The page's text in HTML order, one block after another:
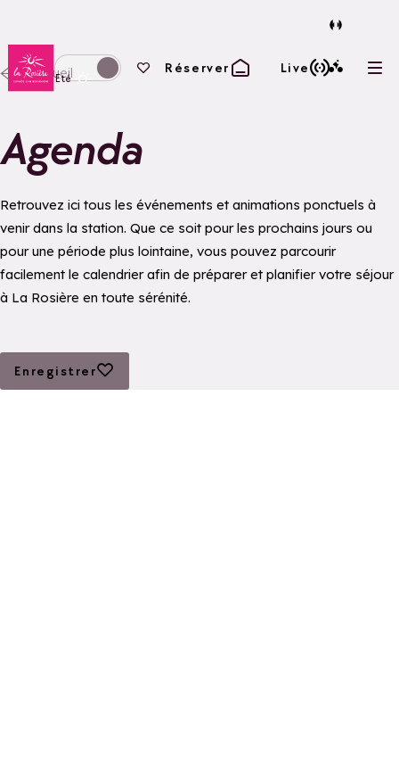
Retour à la page d'accueil
Basculer l'affichage en mode hiver
Eté
Vos favoris
Réserver Live
Accueil
Agenda
Retrouvez ici tous les événements et animations ponctuels à
venir dans la station. Que ce soit pour les prochains jours ou
pour une période plus lointaine, vous pouvez parcourir
facilement le calendrier afin de préparer et planifier votre séjour
à La Rosière en toute sérénité.
Enregistrer
aux favoris